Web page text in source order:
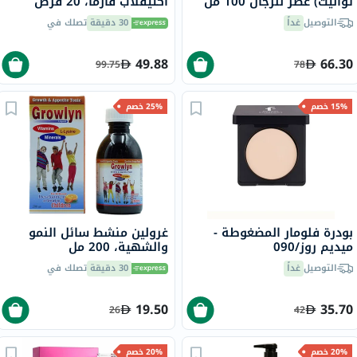
التوصيلغداً
66.30
78
30 دقيقة تصلك في
49.88
99.75
15% خصم
بودرة فلومار المضغوطة -
ميديم روز/090
التوصيلغداً
35.70
42
25% خصم
غرولين منشط سائل النمو
والشهية، 200 مل
30 دقيقة تصلك في
19.50
26
20% خصم 20% خصم